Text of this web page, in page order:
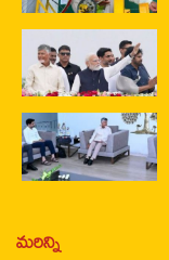
మరిన్ని